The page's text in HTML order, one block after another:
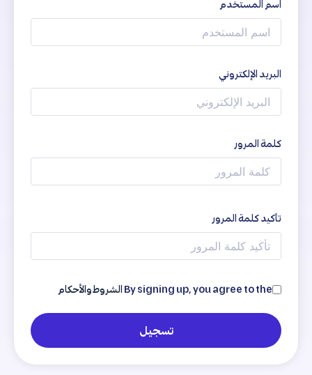
اسم المستخدم
البريد الإلكتروني
كلمة المرور
تأكيد كلمة المرور
By signing up, you agree to the الشروط والأحكام
تسجيل